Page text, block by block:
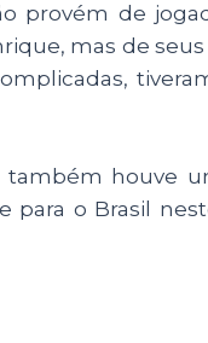
provém de
mas de
também houve
para o Brasil